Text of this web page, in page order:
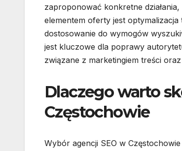
zaproponować konkretne
elementem oferty jest
dostosowanie do wymogów
jest kluczowe dla poprawy
związane z marketingiem treści
Dlaczego warto
Częstochowie
Wybór agencji SEO w